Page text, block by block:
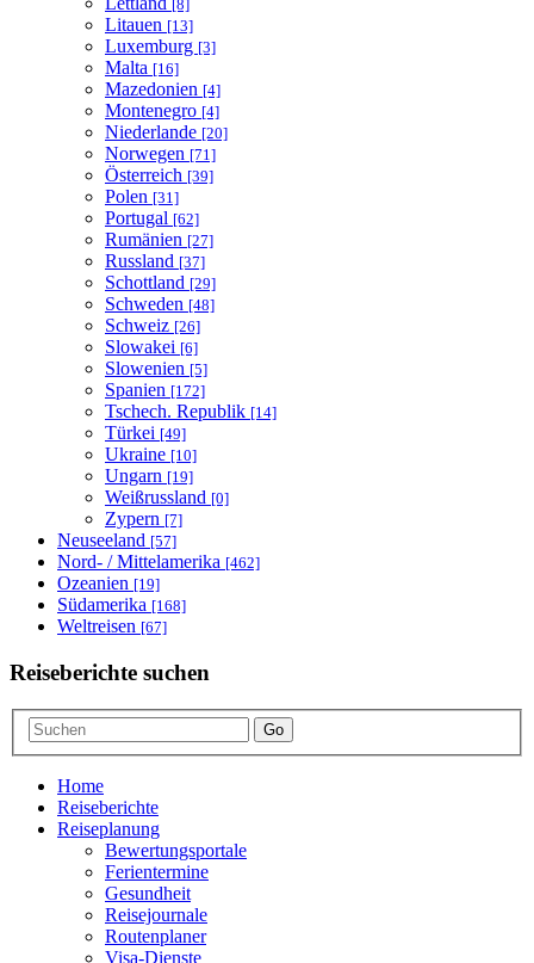
[8]
Litauen [13]
Luxemburg [3]
Malta [16]
Mazedonien [4]
Montenegro [4]
Niederlande [20]
Norwegen [71]
Österreich [39]
Polen [31]
Portugal [62]
Rumänien [27]
Russland [37]
Schottland [29]
Schweden [48]
Schweiz [26]
Slowakei [6]
Slowenien [5]
Spanien [172]
Tschech. Republik [14]
Türkei [49]
Ukraine [10]
Ungarn [19]
Weißrussland [0]
Zypern [7]
Neuseeland [57]
Nord- / Mittelamerika [462]
Ozeanien [19]
Südamerika [168]
Weltreisen [67]
Reiseberichte suchen
Go
Home
Reiseberichte
Reiseplanung
Bewertungsportale
Ferientermine
Gesundheit
Reisejournale
Routenplaner
Visa-Dienste